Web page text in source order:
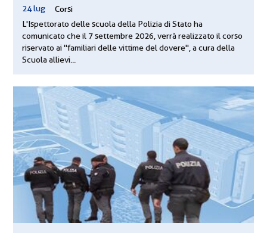
24 lug
Corsi
L'Ispettorato delle scuola della Polizia di Stato ha
comunicato che il 7 settembre 2026, verrà realizzato il corso
riservato ai "familiari delle vittime del dovere", a cura della
Scuola allievi...